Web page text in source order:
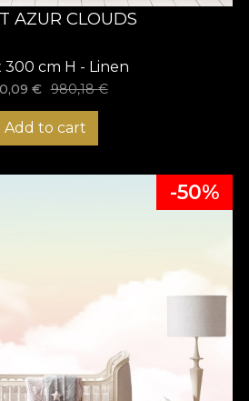
AZUR CLOUDS
300 cm H - Linen
€ 980,18€
Add to cart
-50%